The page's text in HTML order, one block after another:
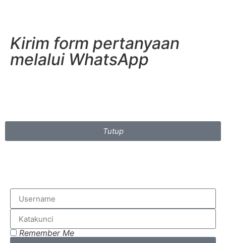
Kirim form pertanyaan
melalui WhatsApp
Tutup
Remember Me